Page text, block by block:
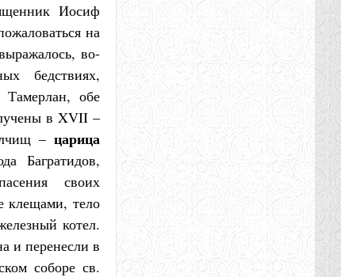
Иосиф
на
во-
бедствиях,
обе
в XVII –
– царица
Багратидов,
своих
клещами, тело
котел.
и перенесли в
соборе св.